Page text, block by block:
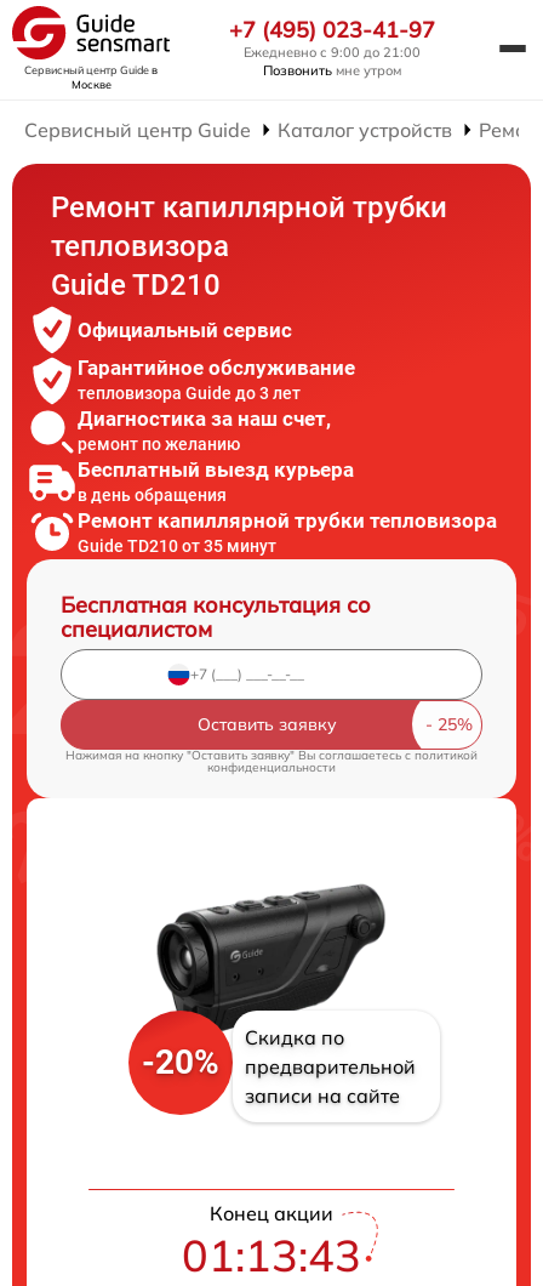
Сервисный центр Guideв
Москве
+7 (495) 023-41-97
Ежедневно с 9:00 до 21:00
Позвонить мне утром
Сервисный центр Guide Каталог устройств
Ремонт капиллярной трубки
тепловизора
Guide TD210
Официальный сервис
Гарантийное обслуживание
тепловизора Guide до 3 лет
Диагностика за наш счет,
ремонт по желанию
Бесплатный выезд курьера
в день обращения
Ремонт капиллярной трубки тепловизора
Guide TD210 от 35 минут
Бесплатная консультация со
специалистом
Оставить заявку
Нажимая на кнопку "Оставить заявку" Вы соглашаетесь cполитикой
конфиденциальности
-20%
Скидка по
предварительной
записи на сайте
Конец акции
01:13:42